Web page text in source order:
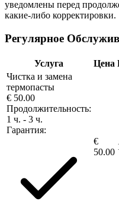
уведомлены перед
какие-либо корректировки.
Регулярное
Услуга Цена
Чистка и замена
термопасты
€ 50.00
Продолжительность:
1 ч. - 3 ч.
Гарантия:
€
50.00